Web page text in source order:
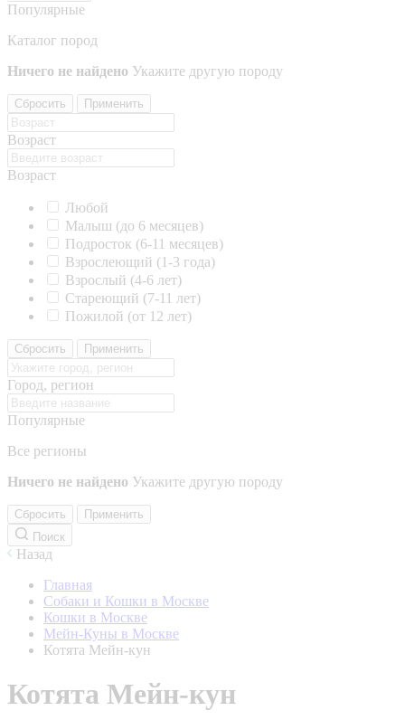
Популярные
Каталог пород
Ничего не найдено Укажите другую породу
Сбросить Применить
Возраст
Возраст
Любой
Малыш (до 6 месяцев)
Подросток (6-11 месяцев)
Взрослеющий (1-3 года)
Взрослый (4-6 лет)
Стареющий (7-11 лет)
Пожилой (от 12 лет)
Сбросить Применить
Город, регион
Популярные
Все регионы
Ничего не найдено Укажите другую породу
Сбросить
Применить
Поиск
Назад
Главная
Собаки и Кошки в Москве
Кошки в Москве
Мейн-Куны в Москве
Котята Мейн-кун
Котята Мейн-кун